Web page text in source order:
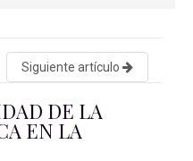
Siguiente artículo
DE LA
EN LA